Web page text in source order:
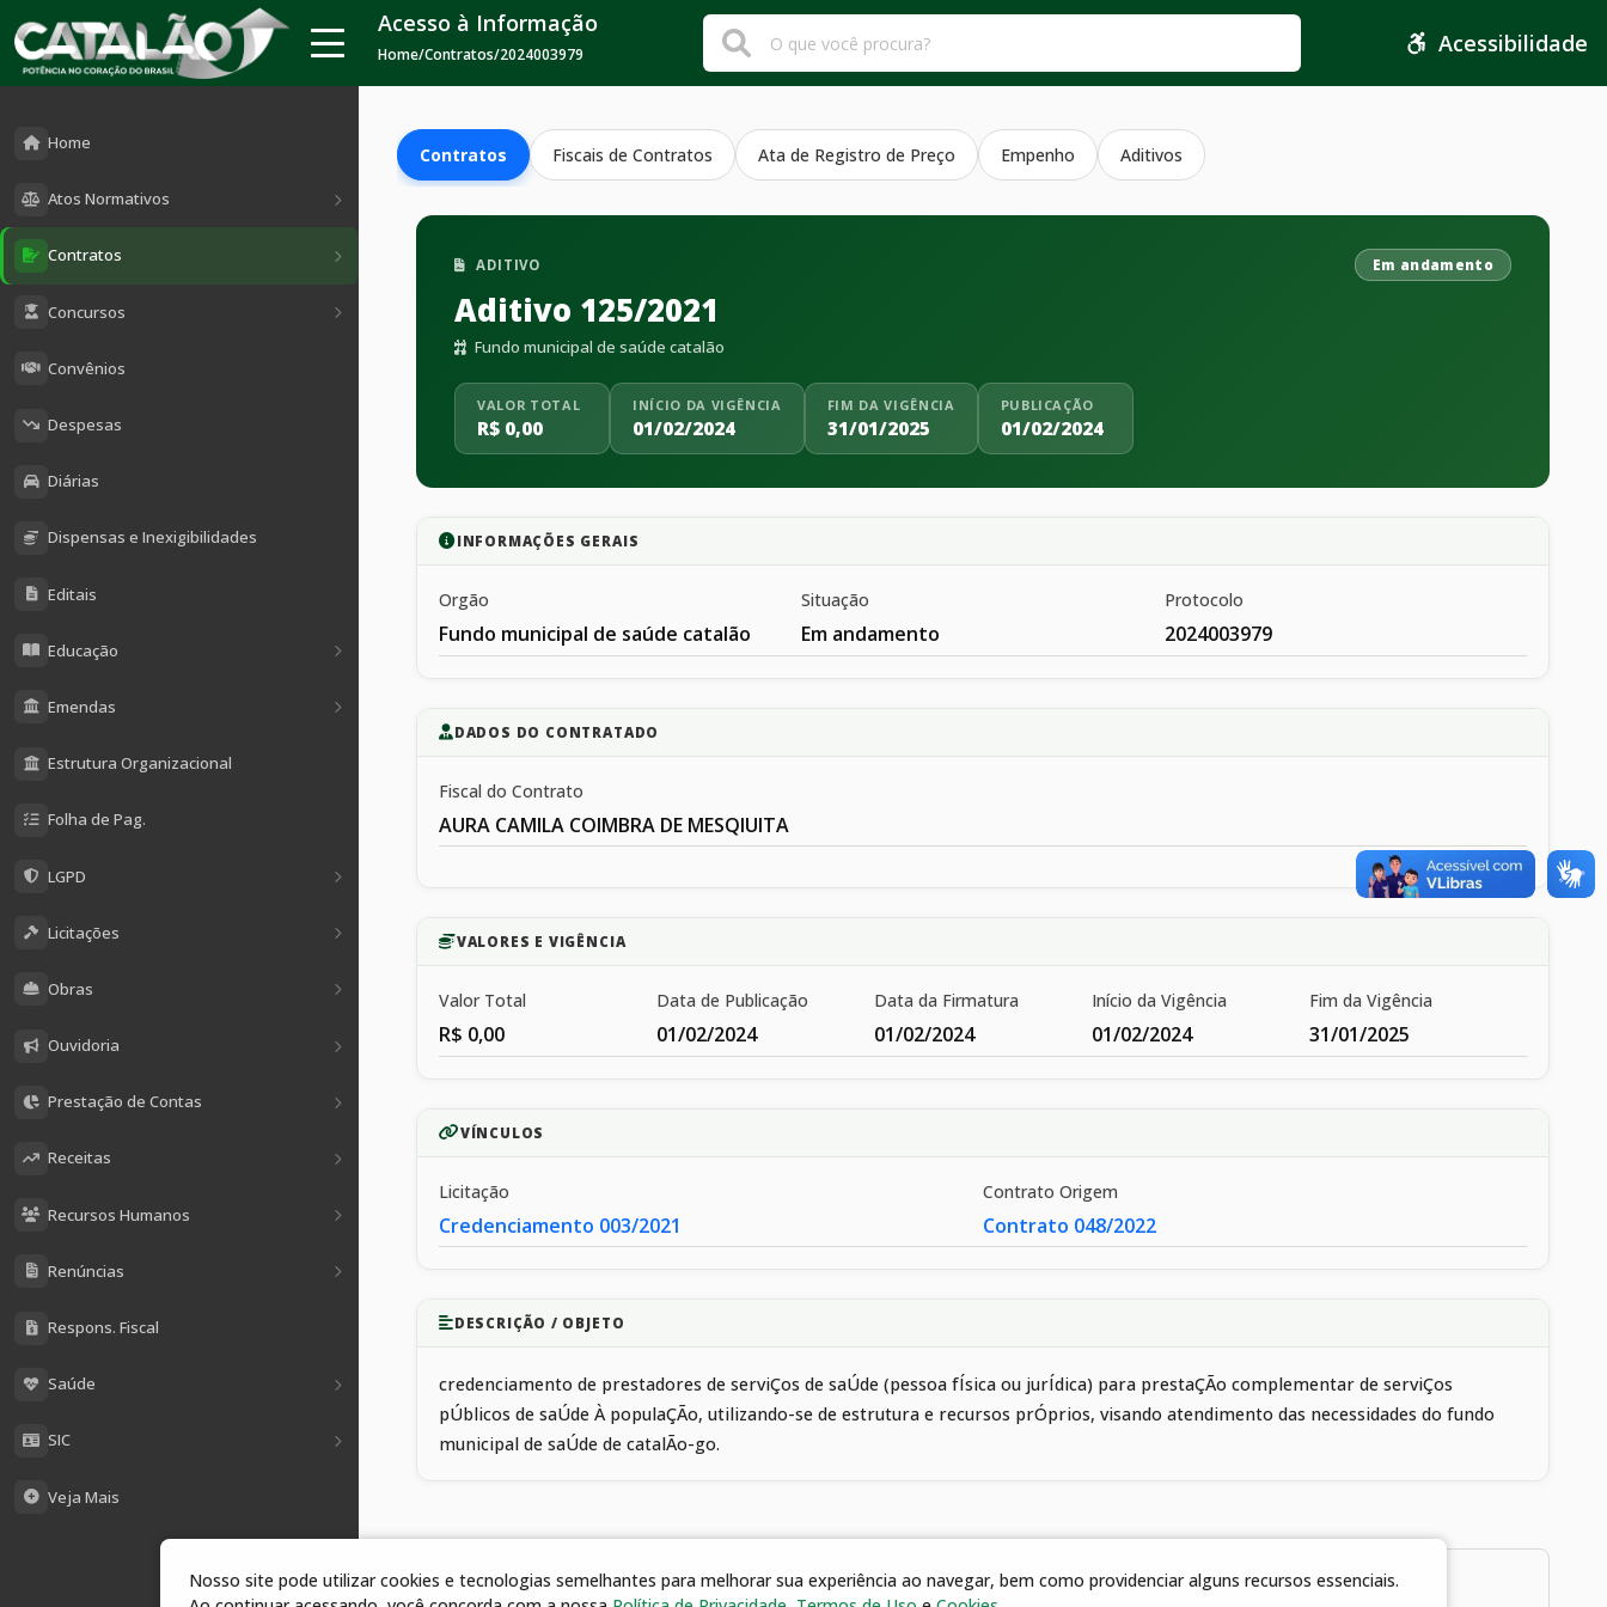
Home
Atos Normativos
Contratos
Concursos
Convênios
Despesas
Diárias
Dispensas e Inexigibilidades
Editais
Educação
Emendas
Estrutura Organizacional
Folha de Pag.
LGPD
Licitações
Obras
Ouvidoria
Prestação de Contas
Receitas
Recursos Humanos
Renúncias
Respons. Fiscal
Saúde
SIC
Veja Mais
Acesso à Informação
Home/Contratos/2024003979 Acessibilidade
Contratos Fiscais de Contratos Ata de Registro de Preço Empenho Aditivos
ADITIVO Em andamento
Aditivo 125/2021
Fundo municipal de saúde catalão
VALOR TOTAL
R$ 0,00
INÍCIO DA VIGÊNCIA
01/02/2024
FIM DA VIGÊNCIA
31/01/2025
PUBLICAÇÃO
01/02/2024
INFORMAÇÕES GERAIS
Orgão
Fundo municipal de saúde catalão
Situação
Em andamento
Protocolo
2024003979
DADOS DO CONTRATADO
Fiscal do Contrato
AURA CAMILA COIMBRA DE MESQIUITA
VALORES E VIGÊNCIA
Valor Total
R$ 0,00
Data de Publicação
01/02/2024
Data da Firmatura
01/02/2024
Início da Vigência
01/02/2024
Fim da Vigência
31/01/2025
VÍNCULOS
Licitação
Credenciamento 003/2021
Contrato Origem
Contrato 048/2022
DESCRIÇÃO / OBJETO
credenciamento de prestadores de serviÇos de saÚde (pessoa fÍsica ou jurÍdica) para prestaÇÃo complementar de serviÇos
pÚblicos de saÚde À populaÇÃo, utilizando-se de estrutura e recursos prÓprios, visando atendimento das necessidades do fundo
municipal de saÚde de catalÃo-go.
1 arquivos
Nosso site pode utilizar cookies e tecnologias semelhantes para melhorar sua experiência ao navegar, bem como providenciar alguns recursos essenciais.